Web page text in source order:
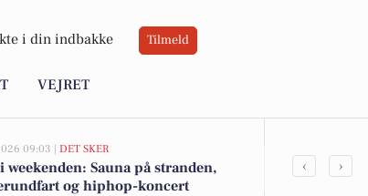
i din indbakke Tilmeld
VEJRET
09:03 | DET SKER
weekenden: Sauna på stranden,
og hiphop-koncert
‹ ›